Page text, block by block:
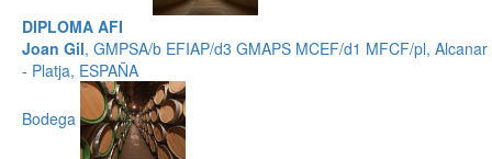
DIPLOMA AFI
Joan Gil, GMPSA/b EFIAP/d3 GMAPS MCEF/d1 MFCF/pl, Alcanar
- Platja, ESPAÑA
Bodega